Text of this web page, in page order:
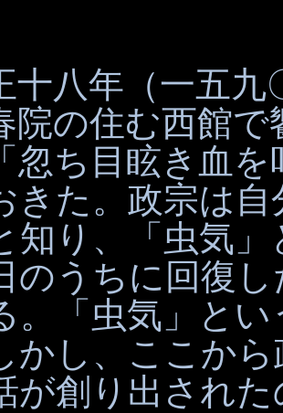
八年（一五九
院の住む西館
忽ち目眩き血
きた。政宗は
知り、「虫気
のうちに回復
。「虫気」と
かし、ここか
が創り出され